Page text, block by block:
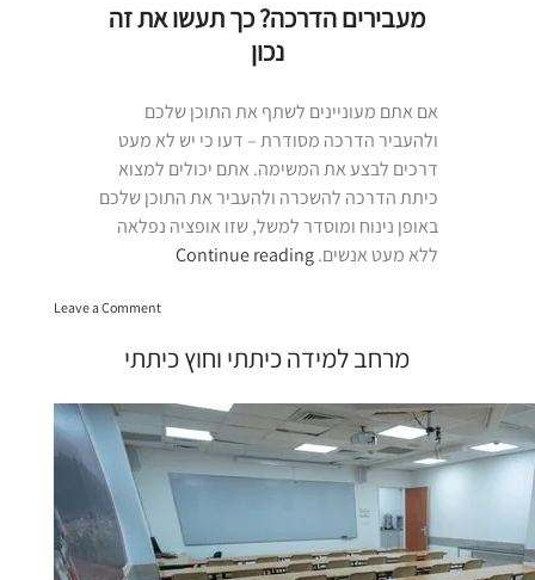
מעבירים הדרכה? כך תעשו את זה
נכון
אם אתם מעוניינים לשתף את התוכן שלכם
ולהעביר הדרכה מסודרת – דעו כי יש לא מעט
דרכים לבצע את המשימה. אתם יכולים למצוא
כיתת הדרכה להשכרה ולהעביר את התוכן שלכם
באופן נינוח ומוסדר למשל, שזו אופציה נפלאה
ללא מעט אנשים. Continue reading“כיתת
להשכרה”
Leave a Commenton
להשכרה
מרחב למידה כיתתי וחוץ כיתתי